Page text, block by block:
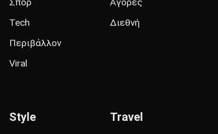
Tech
Περιβάλλον
Viral
Διεθνή
Style Travel